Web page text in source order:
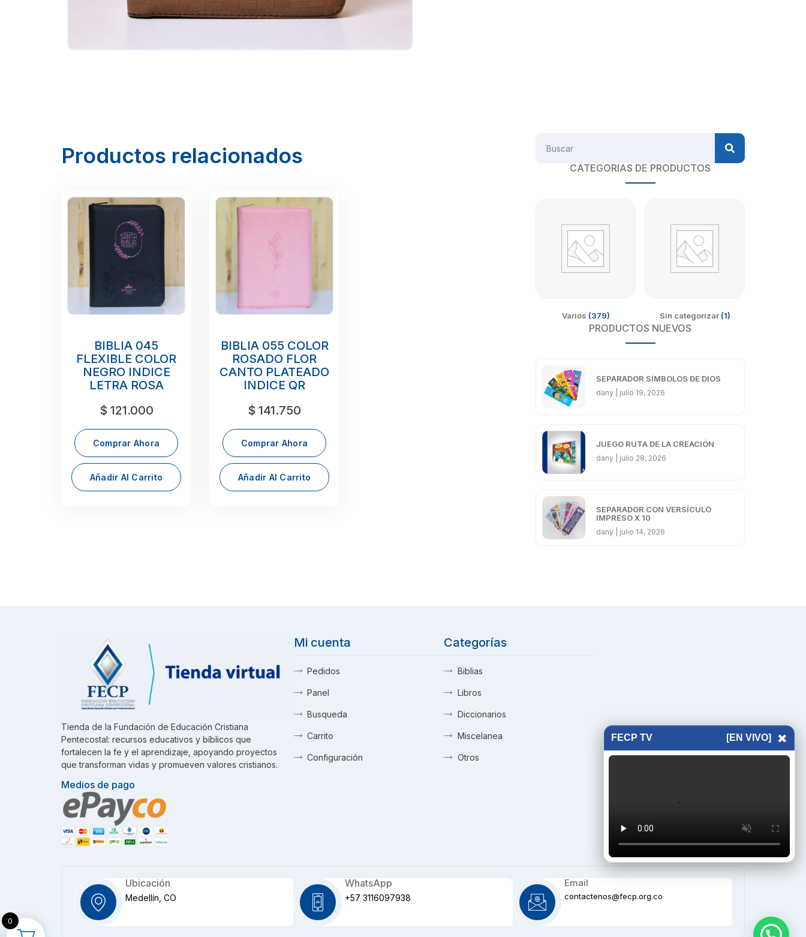
FECP TV [EN VIVO] ×
Productos relacionados
BIBLIA 045
FLEXIBLE COLOR
NEGRO INDICE
LETRA ROSA
$ 121.000
Comprar Ahora
Añadir Al Carrito
BIBLIA 055 COLOR
ROSADO FLOR
CANTO PLATEADO
INDICE QR
$ 141.750
Comprar Ahora
Añadir Al Carrito
CATEGORIAS DE PRODUCTOS
Varios (379) Sin categorizar (1)
PRODUCTOS NUEVOS
SEPARADOR SÍMBOLOS DE DIOS
dany julio 19, 2026
JUEGO RUTA DE LA CREACIÓN
dany julio 28, 2026
SEPARADOR CON VERSÍCULO
IMPRESO X 10
dany julio 14, 2026
Tienda de la Fundación de Educación Cristiana
Pentecostal: recursos educativos y bíblicos que
fortalecen la fe y el aprendizaje, apoyando proyectos
que transforman vidas y promueven valores cristianos.
Medios de pago
Mi cuenta
Pedidos
Panel
Busqueda
Carrito
Configuración
Categorías
Biblias
Libros
Diccionarios
Miscelanea
Otros
Ubicación
Medellín, CO
WhatsApp
+57 3116097938
Email
contactenos@fecp.org.co
0